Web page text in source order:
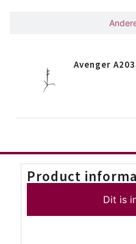
Avenger
Product
Dit is